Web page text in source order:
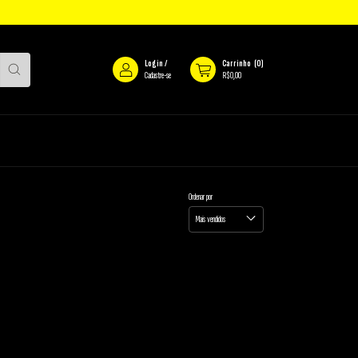
Login /
Cadastre-se
Carrinho (0)
R$0,00
Ordenar por